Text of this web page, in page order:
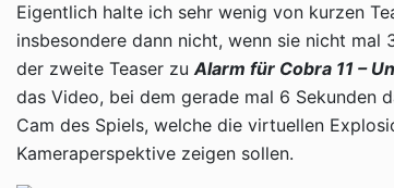
Eigentlich halte ich sehr wenig von kurzen
insbesondere dann nicht, wenn sie nicht
der zweite Teaser zuAlarm für Cobra 11 –
das Video, bei dem gerade mal 6 Sekunden
Cam des Spiels, welche die virtuellen
Kameraperspektive zeigen sollen.